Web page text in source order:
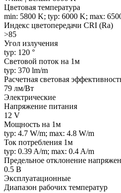
Цветовая температура
min: 5800 K; typ: 6000 K; max:
Индекс цветопередачи CRI (Ra)
>85
Угол излучения
typ: 120 °
Световой поток на 1м
typ: 370 lm/m
Расчетная световая
79 лм/Вт
Электрические
Напряжение питания
12 V
Мощность на 1м
typ: 4.7 W/m; max: 4.8 W/m
Ток потребления 1м
typ: 0.39 A/m; max: 0.4 A/m
Предельное отклонение
0.5 В
Эксплуатационные
Диапазон рабочих температур